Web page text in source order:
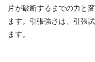
片が破断するまでの力と
ます。引張強さは、引張
ます。